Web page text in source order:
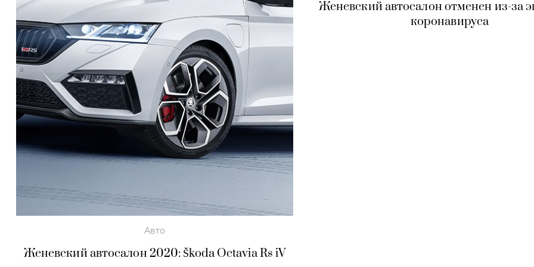
Авто
Женевский автосалон 2020: Škoda Octavia Rs iV
Женевский автосалон отменен из-за
коронавируса